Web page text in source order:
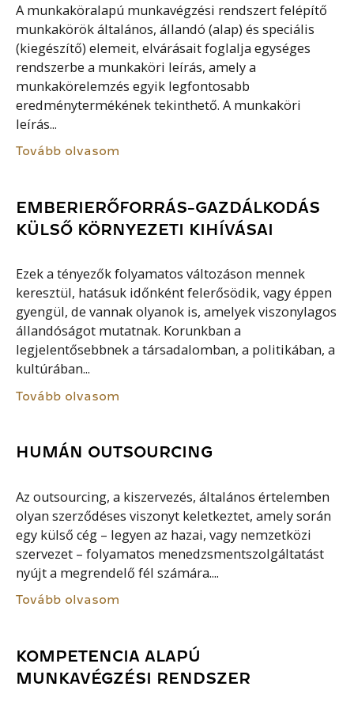
A munkaköralapú munkavégzési rendszert felépítő
munkakörök általános, állandó (alap) és speciális
(kiegészítő) elemeit, elvárásait foglalja egységes
rendszerbe a munkaköri leírás, amely a
munkakörelemzés egyik legfontosabb
eredménytermékének tekinthető. A munkaköri
leírás...
Tovább olvasom
EMBERIERŐFORRÁS-GAZDÁLKODÁS
KÜLSŐ KÖRNYEZETI KIHÍVÁSAI
Ezek a tényezők folyamatos változáson mennek
keresztül, hatásuk időnként felerősödik, vagy éppen
gyengül, de vannak olyanok is, amelyek viszonylagos
állandóságot mutatnak. Korunkban a
legjelentősebbnek a társadalomban, a politikában, a
kultúrában...
Tovább olvasom
HUMÁN OUTSOURCING
Az outsourcing, a kiszervezés, általános értelemben
olyan szerződéses viszonyt keletkeztet, amely során
egy külső cég – legyen az hazai, vagy nemzetközi
szervezet – folyamatos menedzsmentszolgáltatást
nyújt a megrendelő fél számára....
Tovább olvasom
KOMPETENCIA ALAPÚ
MUNKAVÉGZÉSI RENDSZER